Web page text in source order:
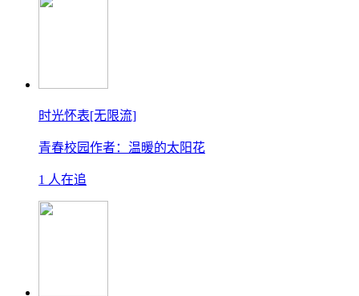
时光怀表[无限流]
青春校园作者：温暖的太阳花
1 人在追